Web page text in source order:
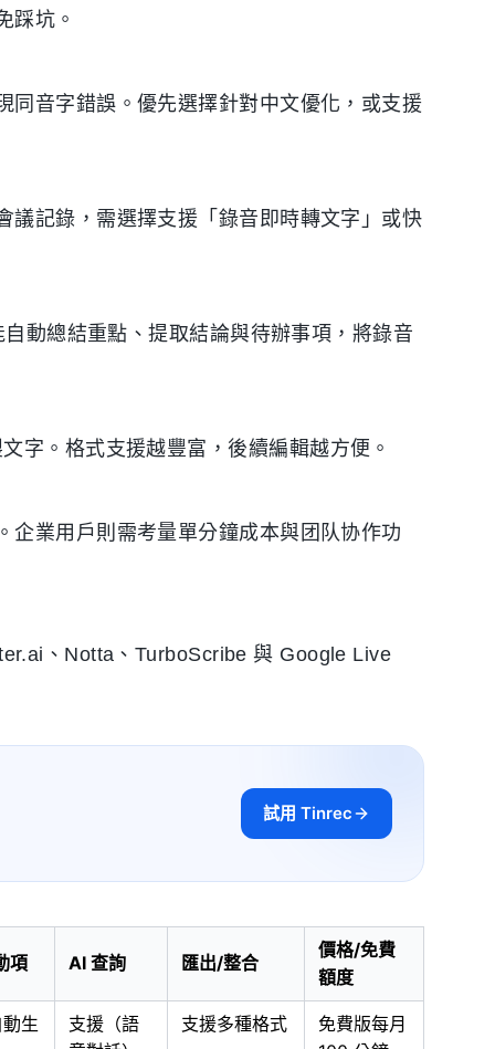
踩坑。
同音字錯誤。優先選擇針對中文優化，或支援
議記錄，需選擇支援「錄音即時轉文字」或快
動總結重點、提取結論與待辦事項，將錄音
字。格式支援越豐富，後續編輯越方便。
企業用戶則需考量單分鐘成本與团队协作功
、Notta、TurboScribe 與 Google Live
試用 Tinrec
項 AI 查詢 匯出/整合
價格/免費
額度
生
支援（語
支援多種格式
免費版每月